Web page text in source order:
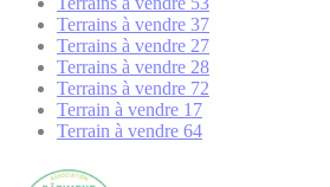
Terrains à vendre 37
Terrains à vendre 27
Terrains à vendre 28
Terrains à vendre 72
Terrain à vendre 17
Terrain à vendre 64